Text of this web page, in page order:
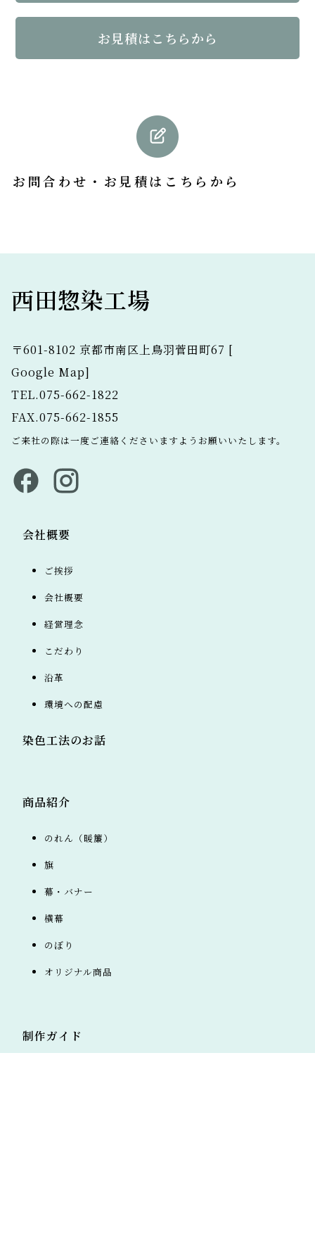
お見積はこちらから
お問合わせ・お見積はこちらから
西田惣染工場
〒601-8102 京都市南区上鳥羽菅田町67 [
Google Map]
TEL.075-662-1822
FAX.075-662-1855
ご来社の際は一度ご連絡くださいますようお願いいたします。
会社概要
ご挨拶
会社概要
経営理念
こだわり
沿革
環境への配慮
染色工法のお話
商品紹介
のれん（暖簾）
旗
幕・バナー
横幕
のぼり
オリジナル商品
制作ガイド